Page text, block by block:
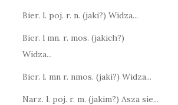
Bier. l. poj. r. n. (jaki?) Widza...
Bier. l mn. r. mos. (jakich?)
Widza...
Bier. l. mn r. nmos. (jaki?) Widza...
Narz. l. poj. r. m. (jakim?) Asza sie...